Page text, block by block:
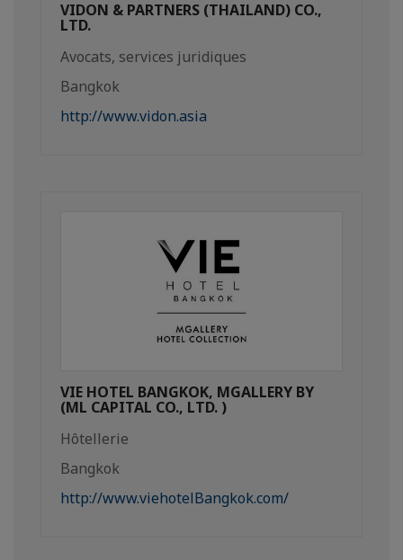
VIDON & PARTNERS (THAILAND) CO.,
LTD.
Avocats, services juridiques
Bangkok
http://www.vidon.asia
VIE HOTEL BANGKOK, MGALLERY BY
(ML CAPITAL CO., LTD. )
Hôtellerie
Bangkok
http://www.viehotelBangkok.com/